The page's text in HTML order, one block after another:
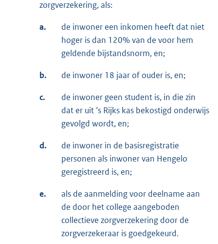
zorgverzekering, als:
a.
de inwoner een inkomen heeft dat niet
hoger is dan 120% van de voor hem
geldende bijstandsnorm, en;
b. de inwoner 18 jaar of ouder is, en;
c.
de inwoner geen student is, in die zin
dat er uit ‘s Rijks kas bekostigd onderwijs
gevolgd wordt, en;
d.
de inwoner in de basisregistratie
personen als inwoner van Hengelo
geregistreerd is, en;
e.
als de aanmelding voor deelname aan
de door het college aangeboden
collectieve zorgverzekering door de
zorgverzekeraar is goedgekeurd.